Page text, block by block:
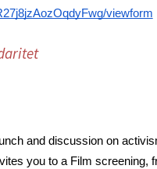
viewform
and discussion on
you to a Film